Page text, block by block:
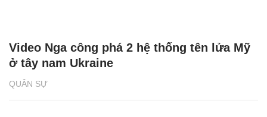
QUÂN SỰ
Video Nga công phá 2 hệ thống tên lửa Mỹ
ở tây nam Ukraine